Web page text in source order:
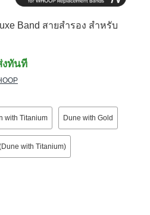
Band สายสำรอง สำหรับ
งทันที
with Titanium Dune with Gold
with Titanium)